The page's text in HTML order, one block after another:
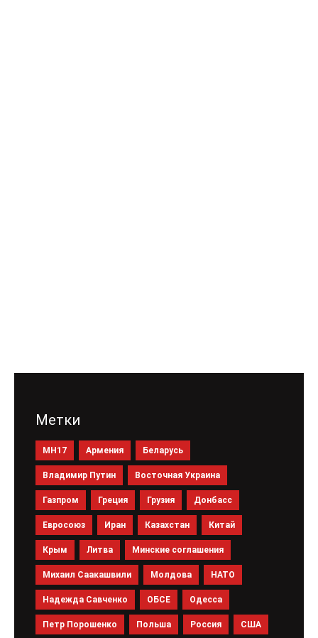
Метки
MH17 Армения Беларусь
Владимир Путин Восточная Украина
Газпром Греция Грузия Донбасс
Евросоюз Иран Казахстан Китай
Крым Литва Минские соглашения
Михаил Саакашвили Молдова НАТО
Надежда Савченко ОБСЕ Одесса
Петр Порошенко Польша Россия США